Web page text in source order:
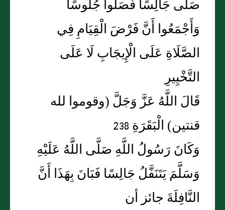
صَلَّى جَالِسًا فَصَلُّوا جُلُوسًا
وَأَجْمَعُوا أَنَّ فَرْضَ الْقِيَامِ فِي
الصَّلَاةِ عَلَى الْإِيجَابِ لَا عَلَى
التَّخْيِيرِ
قَالَ اللَّهُ عَزَّ وَجَلَّ (وقوموا لله
قنتين) الْبَقَرَةِ 238
وَكَانَ رَسُولُ اللَّهِ صَلَّى اللَّهُ عَلَيْهِ
وَسَلَّمَ يَتَنَفَّلُ جَالِسًا فَبَانَ بِهَذَا أَنَّ
النَّافِلَةَ جائز أن